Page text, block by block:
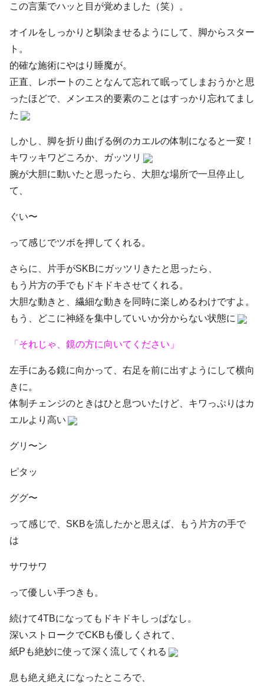
この言葉でハッと目が覚めました（笑）。
オイルをしっかりと馴染ませるようにして、脚からスター
ト。
的確な施術にやはり睡魔が。
正直、レポートのことなんて忘れて眠ってしまおうかと思
ったほどで、
メンエス的要素のことはすっかり忘れてまし
た
しかし、脚を折り曲げる例のカエルの体制になると一変！
キワッキワどころか、ガッツリ
腕が大胆に動いたと思ったら、大胆な場所で一旦停止し
て、
ぐい〜
って感じでツボを押してくれる。
さらに、片手がSKBにガッツリきたと思ったら、
もう片方の手でもドキドキさせてくれる。
大胆な動きと、繊細な動きを同時に楽しめるわけですよ。
もう、どこに神経を集中していいか分からない状態に
「それじゃ、鏡の方に向いてください」
左手にある鏡に向かって、右足を前に出すようにして横向
きに。
体制チェンジのときはひと息ついたけど、 キワっぷりはカ
エルより高い
グリ〜ン
ピタッ
ググ〜
って感じで、SKBを流したかと思えば、
もう片方の手で
は
サワサワ
って優しい手つきも。
続けて4TBになってもドキドキしっぱなし。
深いストロークでCKBも優しくされて、
紙Pも絶妙に使って深く流してくれる
息も絶え絶えになったところで、